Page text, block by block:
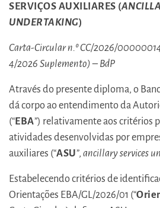
SERVIÇOS AUXILIARES (
UNDERTAKING)
Carta-Circular n.º CC/2026/
4/2026 Suplemento) – BdP
Através do presente diploma, o
dá corpo ao entendimento da
(“EBA”) relativamente aos critérios
atividades desenvolvidas por
auxiliares (“ASU”, ancillary services
Estabelecendo critérios de
Orientações EBA/GL/2026/01 (“